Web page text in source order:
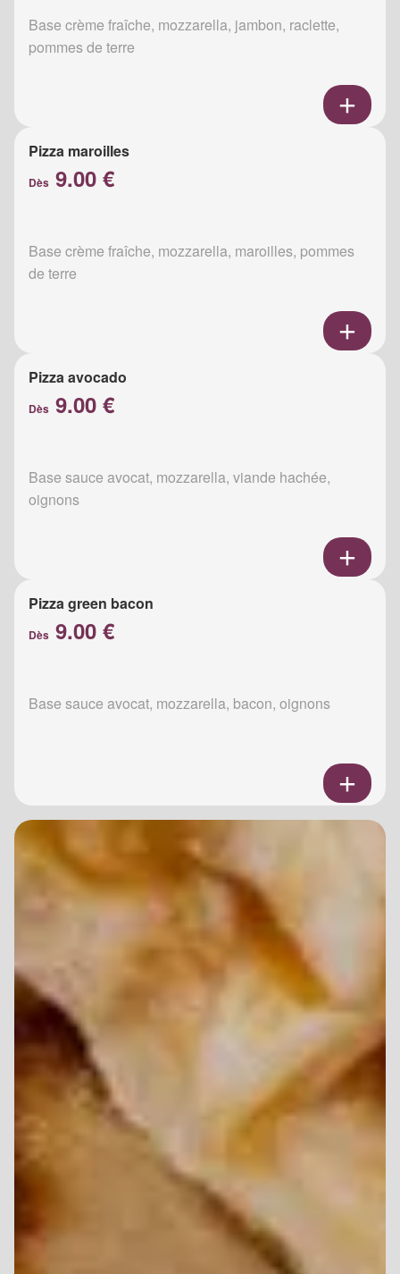
Base crème fraîche, mozzarella, jambon, raclette,
pommes de terre
Pizza maroilles
Dès 9.00 €
Base crème fraîche, mozzarella, maroilles, pommes
de terre
Pizza avocado
Dès 9.00 €
Base sauce avocat, mozzarella, viande hachée,
oignons
Pizza green bacon
Dès 9.00 €
Base sauce avocat, mozzarella, bacon, oignons